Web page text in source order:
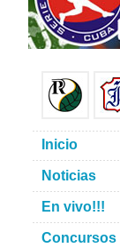
Inicio
Noticias
En vivo!!!
Concursos